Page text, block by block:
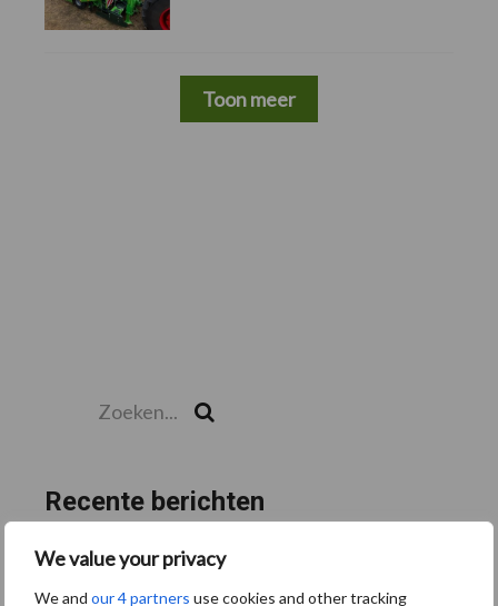
We value your privacy
We and our 4 partners use cookies and other tracking
Toon meer
Recente berichten
“Hoge verwachtingen van schijven voor kouters”
Albourgh Tyres breidt uit naar nieuwe marktsegmenten